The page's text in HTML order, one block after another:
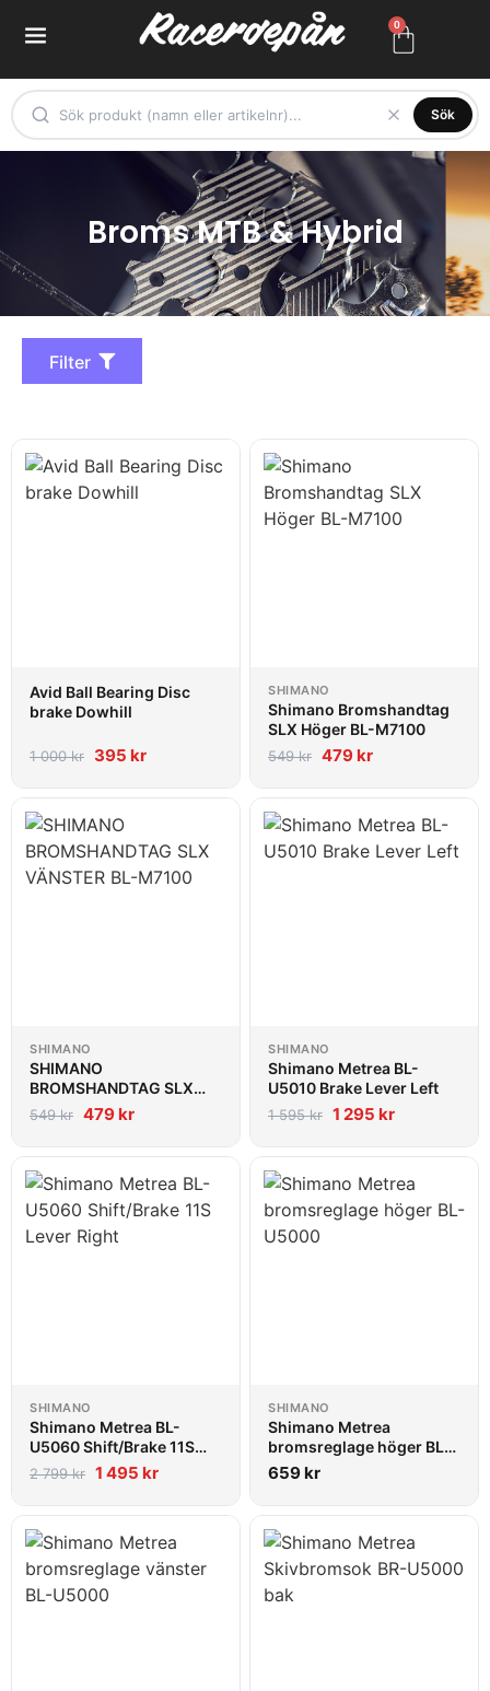
0
Sök
Broms MTB & Hybrid
Filter
Avid Ball Bearing Disc
brake Dowhill
1 000kr 395 kr
SHIMANO
Shimano Bromshandtag
SLX Höger BL-M7100
549kr 479 kr
SHIMANO
SHIMANO
BROMSHANDTAG SLX
VÄNSTER BL-M7100
549kr 479 kr
SHIMANO
Shimano Metrea BL-
U5010 Brake Lever Left
1 595kr 1 295 kr
SHIMANO
Shimano Metrea BL-
U5060 Shift/Brake 11S
Lever Right
2 799kr 1 495 kr
SHIMANO
Shimano Metrea
bromsreglage höger BL-
U5000
659kr